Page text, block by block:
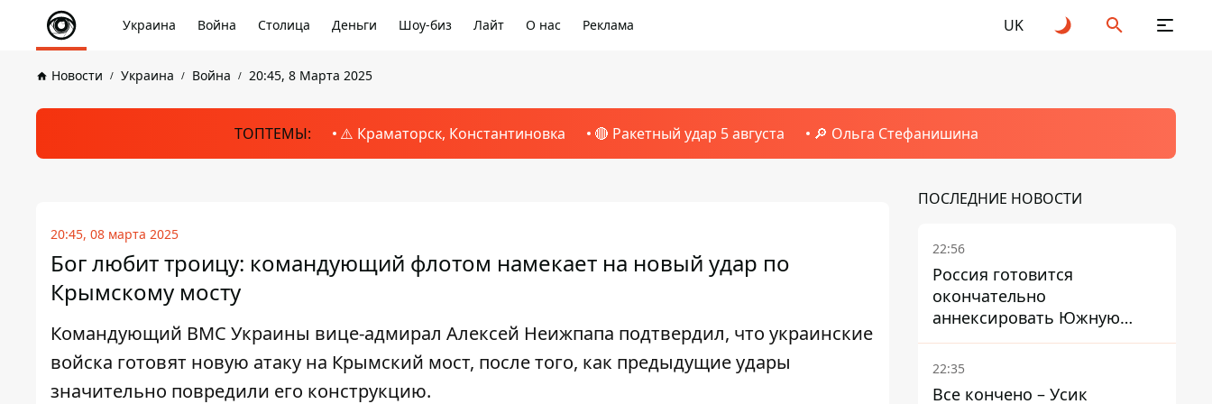
Украина Война Столица Деньги Шоу-биз Лайт О нас Реклама UK
Новости Украина Война 20:45, 8 Марта 2025
ТОПТЕМЫ: ⚠️ Краматорск, Константиновка 🔴 Ракетный удар 5 августа 🔎 Ольга Стефанишина
20:45, 08 марта 2025
Бог любит троицу: командующий флотом намекает на новый удар по
Крымскому мосту
Командующий ВМС Украины вице-адмирал Алексей Неижпапа подтвердил, что украинские
войска готовят новую атаку на Крымский мост, после того, как предыдущие удары
значительно повредили его конструкцию.
ПОСЛЕДНИЕ НОВОСТИ
22:56
Россия готовится
окончательно
аннексировать Южную
Осетию – страны НАТО
обеспокоены
22:35
Все кончено – Усик